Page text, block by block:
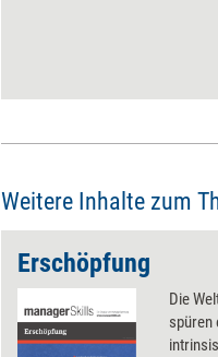
Weitere Inhalte zum
Erschöpfung
Die
spüren